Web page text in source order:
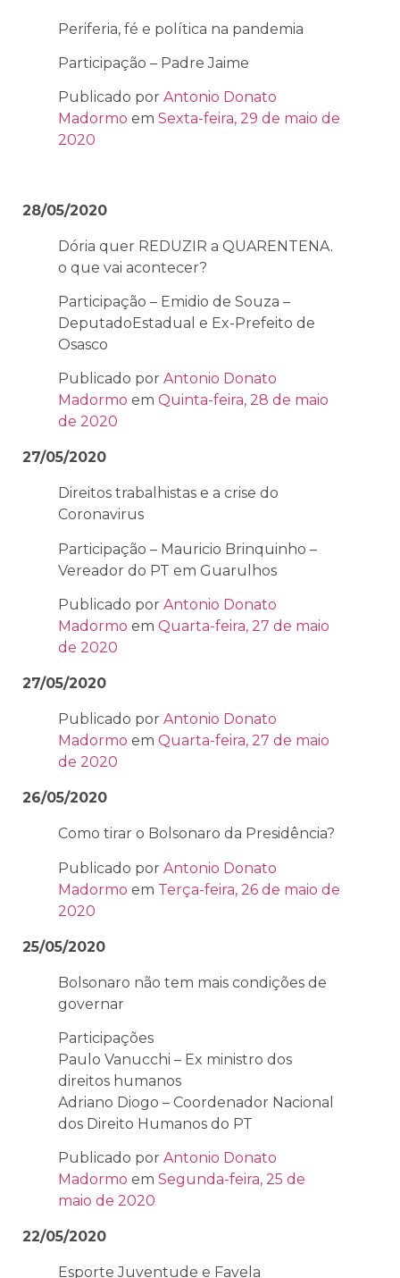
Periferia, fé e política na pandemia
Participação – Padre Jaime
Publicado por Antonio Donato
Madormo em Sexta-feira, 29 de maio de
2020
28/05/2020
Dória quer REDUZIR a QUARENTENA.
o que vai acontecer?
Participação – Emidio de Souza –
DeputadoEstadual e Ex-Prefeito de
Osasco
Publicado por Antonio Donato
Madormo em Quinta-feira, 28 de maio
de 2020
27/05/2020
Direitos trabalhistas e a crise do
Coronavirus
Participação – Mauricio Brinquinho –
Vereador do PT em Guarulhos
Publicado por Antonio Donato
Madormo em Quarta-feira, 27 de maio
de 2020
27/05/2020
Publicado por Antonio Donato
Madormo em Quarta-feira, 27 de maio
de 2020
26/05/2020
Como tirar o Bolsonaro da Presidência?
Publicado por Antonio Donato
Madormo em Terça-feira, 26 de maio de
2020
25/05/2020
Bolsonaro não tem mais condições de
governar
Participações
Paulo Vanucchi – Ex ministro dos
direitos humanos
Adriano Diogo – Coordenador Nacional
dos Direito Humanos do PT
Publicado por Antonio Donato
Madormo em Segunda-feira, 25 de
maio de 2020
22/05/2020
Esporte Juventude e Favela